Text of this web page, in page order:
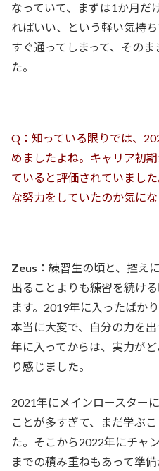
なっていて、まずは1か月だ
ればいい、という軽い気持
すぐ通ってしまって、その
た。
Q：知っている限りでは、
めましたよね。キャリア初
ていると評価されていまし
な努力をしていたのか気にな
Zeus ：練習生の頃と、控え
出ることよりも練習を続け
ます。2019年に入ったばか
本当に大変で、自分の力を
年に入ってからは、実力が
り感じました。
2021年にメインロースター
ことが多すぎて、まだ学ぶ
た。そこから2022年にチャ
までの積み重ねもあって準